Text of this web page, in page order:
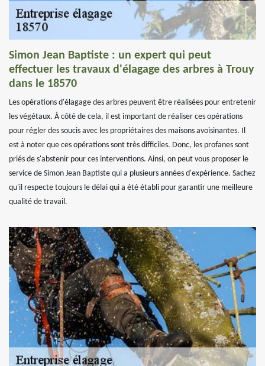
Simon Jean Baptiste : un expert qui peut
effectuer les travaux d'élagage des arbres à Trouy
dans le 18570
Les opérations d'élagage des arbres peuvent être réalisées pour entretenir
les végétaux. À côté de cela, il est important de réaliser ces opérations
pour régler des soucis avec les propriétaires des maisons avoisinantes. Il
est à noter que ces opérations sont très difficiles. Donc, les profanes sont
priés de s'abstenir pour ces interventions. Ainsi, on peut vous proposer le
service de Simon Jean Baptiste qui a plusieurs années d'expérience. Sachez
qu'il respecte toujours le délai qui a été établi pour garantir une meilleure
qualité de travail.